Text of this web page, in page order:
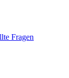
Fragen